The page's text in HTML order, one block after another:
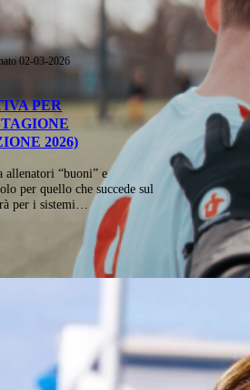
02-03-2026
PER
2026)
allenatori “buoni” e
per quello che succede sul
per i sistemi…